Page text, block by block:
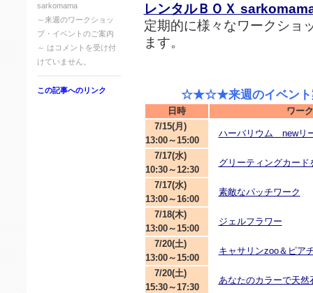
sarkomama
～来週のワークショッ
プ・イベントのご案内
～ は コメントを受け付
けていません。
この記事へのリンク
レンタルＢＯＸ
定期的に様々なワークショ
ます。
☆★☆★来週のイベン
日時
ワー
7/15(月)
13:00～15:00
ハーバリウム newリ
7/17(水)
10:30～12:30
グリーティングカード
7/17(水)
13:00～16:00
素敵なパッチワーク
7/18(木)
13:00～15:00
ジェルフラワー
7/20(土)
13:00～15:00
キャサリンzoo＆ピア
7/20(土)
15:30～17:30
あなたのカラーで天